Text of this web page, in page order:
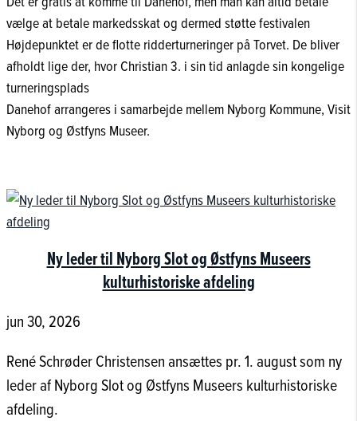
vælge at betale markedsskat og dermed støtte festivalen
Højdepunktet er de flotte ridderturneringer på Torvet. De bliver
afholdt lige der, hvor Christian 3. i sin tid anlagde sin kongelige
turneringsplads
Danehof arrangeres i samarbejde mellem Nyborg Kommune, Visit
Nyborg og Østfyns Museer.
Ny leder til Nyborg Slot og Østfyns Museers
kulturhistoriske afdeling
jun 30, 2026
René Schrøder Christensen ansættes pr. 1. august som ny
leder af Nyborg Slot og Østfyns Museers kulturhistoriske
afdeling.